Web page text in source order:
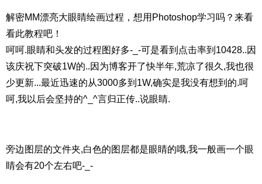
解密MM漂亮大眼睛绘画过程，想用Photoshop学习吗？来看
看此教程吧！
呵呵.眼睛和头发的过程图好多-_-可是看到点击率到10428..因
该庆祝下突破1W的..因为博客开了快半年,荒凉了很久,我也很
少更新...最近迅速的从3000多到1W,确实是我没有想到的.呵
呵,我以后会坚持的^_^言归正传..说眼睛.
旁边图层的文件夹,白色的图层都是眼睛的哦,我一般画一个眼
睛会有20个左右吧-_-